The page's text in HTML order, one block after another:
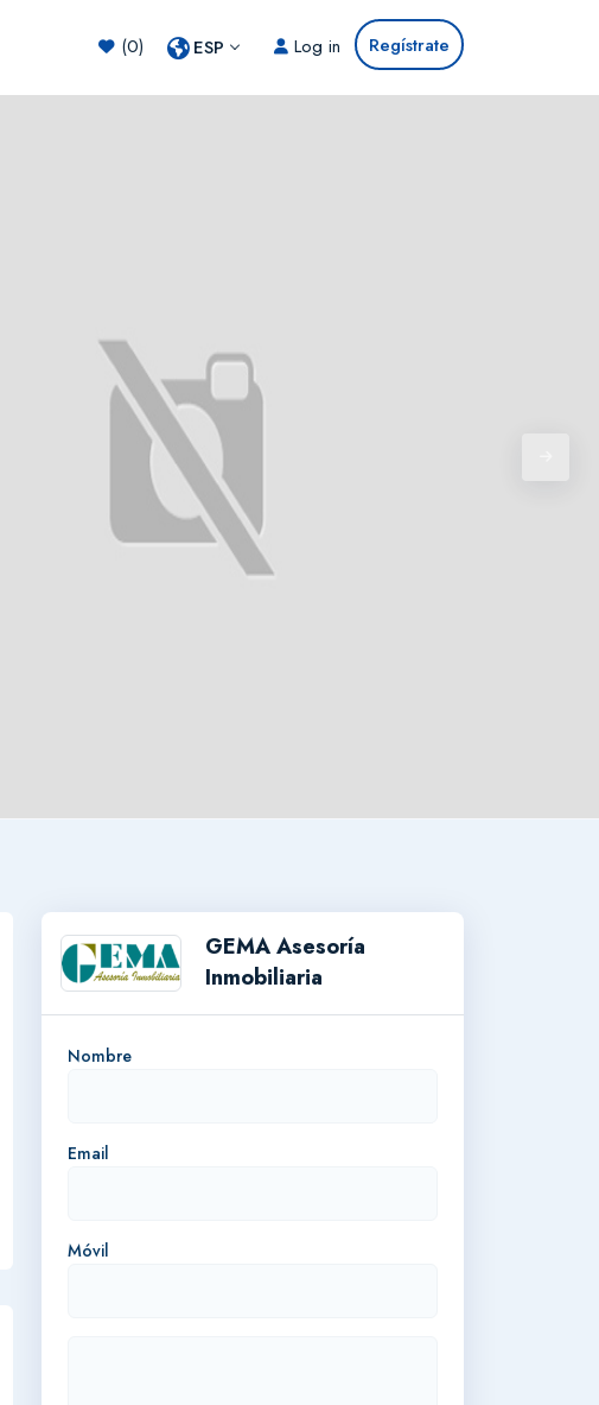
Regístrate
Log in
ESP
(0)
GEMA Asesoría
Inmobiliaria
Nombre
Email
Móvil